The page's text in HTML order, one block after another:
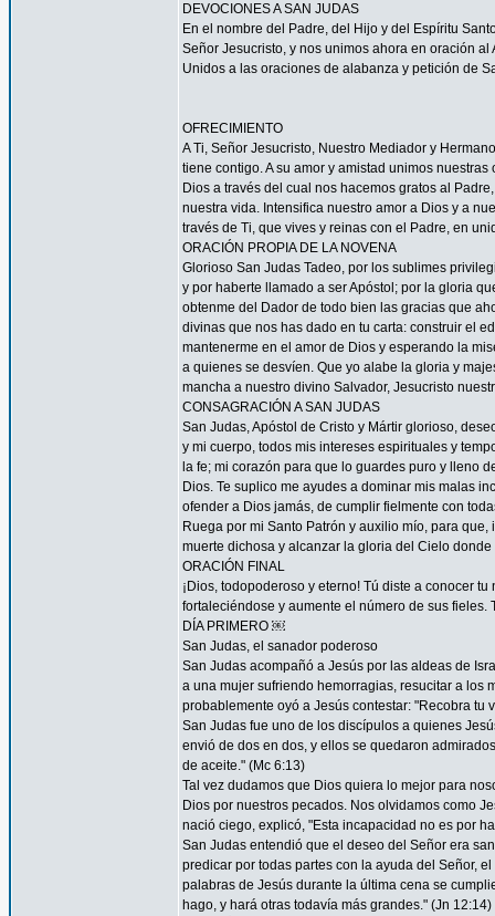
DEVOCIONES A SAN JUDAS
En el nombre del Padre, del Hijo y del Espíritu
Señor Jesucristo, y nos unimos ahora en oración
Unidos a las oraciones de alabanza y petición de
OFRECIMIENTO
A Ti, Señor Jesucristo, Nuestro Mediador y
tiene contigo. A su amor y amistad unimos
Dios a través del cual nos hacemos gratos al
nuestra vida. Intensifica nuestro amor a Dios y a
través de Ti, que vives y reinas con el Padre, en
ORACIÓN PROPIA DE LA NOVENA
Glorioso San Judas Tadeo, por los sublimes
y por haberte llamado a ser Apóstol; por la gloria
obtenme del Dador de todo bien las gracias que
divinas que nos has dado en tu carta: construir el
mantenerme en el amor de Dios y esperando la
a quienes se desvíen. Que yo alabe la gloria y
mancha a nuestro divino Salvador, Jesucristo
CONSAGRACIÓN A SAN JUDAS
San Judas, Apóstol de Cristo y Mártir glorioso,
y mi cuerpo, todos mis intereses espirituales y
la fe; mi corazón para que lo guardes puro y lleno
Dios. Te suplico me ayudes a dominar mis malas
ofender a Dios jamás, de cumplir fielmente con
Ruega por mi Santo Patrón y auxilio mío, para
muerte dichosa y alcanzar la gloria del Cielo
ORACIÓN FINAL
¡Dios, todopoderoso y eterno! Tú diste a conocer
fortaleciéndose y aumente el número de sus fieles.
DÍA PRIMERO ￼
San Judas, el sanador poderoso
San Judas acompañó a Jesús por las aldeas de
a una mujer sufriendo hemorragias, resucitar a los
probablemente oyó a Jesús contestar: "Recobra tu
San Judas fue uno de los discípulos a quienes
envió de dos en dos, y ellos se quedaron
de aceite." (Mc 6:13)
Tal vez dudamos que Dios quiera lo mejor para
Dios por nuestros pecados. Nos olvidamos como
nació ciego, explicó, "Esta incapacidad no es por
San Judas entendió que el deseo del Señor era
predicar por todas partes con la ayuda del Señor,
palabras de Jesús durante la última cena se
hago, y hará otras todavía más grandes." (Jn 12:14)